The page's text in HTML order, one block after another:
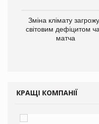
Зміна клімату
світовим дефіцитом
матча
КРАЩІ КОМПАНІЇ